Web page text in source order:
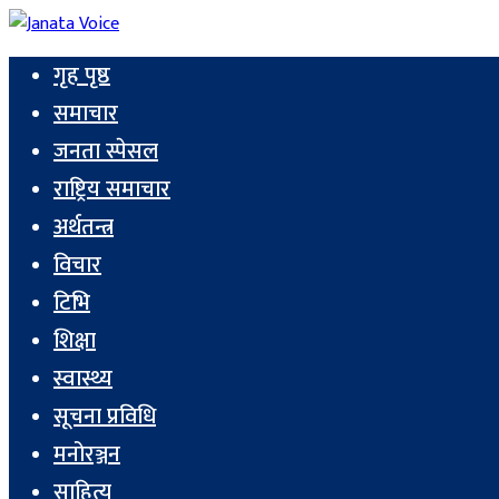
गृह पृष्ठ
समाचार
जनता स्पेसल
राष्ट्रिय समाचार
अर्थतन्त्र
विचार
टिभि
शिक्षा
स्वास्थ्य
सूचना प्रविधि
मनोरञ्जन